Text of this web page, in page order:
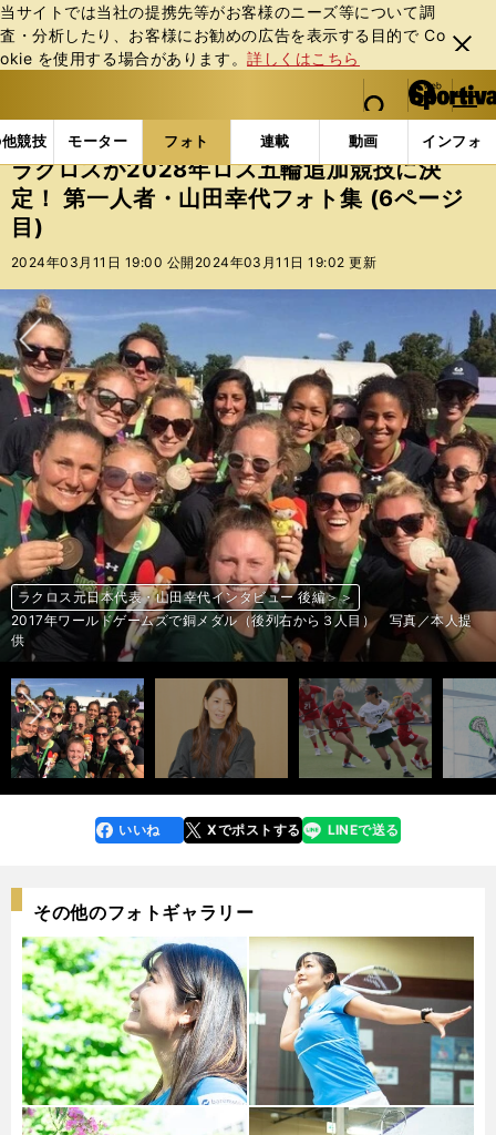
当サイトでは当社の提携先等がお客様のニーズ等について調
査・分析したり、お客様にお勧めの広告を表⽰する⽬的で Co
okie を使⽤する場合があります。詳しくはこちら
閉じ
る
web Sportiva (webスポルティーバ)
検索
マイペ
ー
ジ
メニュ
競技 モーター フォト 連載 動画 インフォ
b
ス
ポ
ル
テ
ー
バ
フォトギャラリー ラクロスが2028年ロス五輪追加競
ラクロスが2028年ロス五輪追加競技に決
定！ 第一人者・山田幸代フォト集 (6ページ
目)
2024年03月11日 19:00 公開 2024年03月11日 19:02 更新
次へ
ラクロス元日本代表・山田幸代インタビュー 前編＞＞
photo by Murakami Shogo
ラクロス元日本代表・山田幸代インタビュー 後編＞＞
2017年豪州世界選手権代表の一員として（左端の８番） 写真／本人提供
ラクロス元日本代表・山田幸代インタビュー 前編＞＞
photo by Murakami Shogo
ラクロス元日本代表・山田幸代インタビュー 後編＞＞
豪州代表として2017年世界選手権に出場（右） 写真／本人提供
ラクロス元日本代表・山田幸代インタビュー 前編＞＞
photo by Murakami Shogo
ラクロス元日本代表・山田幸代インタビュー 後編＞＞
2017年ワールドゲームズで銅メダル（後列右から３人目） 写真／本人提
供
ラクロス元日本代表・山田幸代インタビュー 前編＞＞
photo by Murakami Shogo
ラクロス元日本代表・山田幸代インタビュー 後編＞＞
豪州代表のトライアウトとして臨んだイングランド戦（白） 写真／本人提
供 前へ
faceboo
k
いいね Xでポストする
line LINEで送る
その他のフォトギャラリー